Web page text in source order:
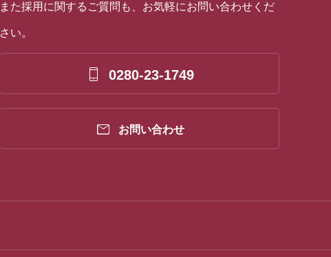
また採用に関するご質問も、お気軽にお問い合わせくだ
さい。
 0280-23-1749
 お問い合わせ